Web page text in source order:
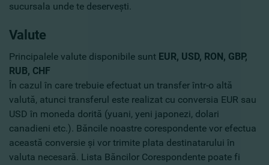
sucursala unde te deserveşti.
Valute
Principalele valute disponibile sunt EUR, USD, RON, GBP,
RUB, CHF
În cazul în care trebuie efectuat un transfer într-o altă
valută, atunci transferul este realizat cu conversia EUR sau
USD în moneda dorită (yuani, yeni japonezi, dolari
canadieni etc.). Băncile noastre corespondente vor efectua
această conversie şi vor trimite plata destinatarului în
valuta necesară. Lista Băncilor Corespondente poate fi